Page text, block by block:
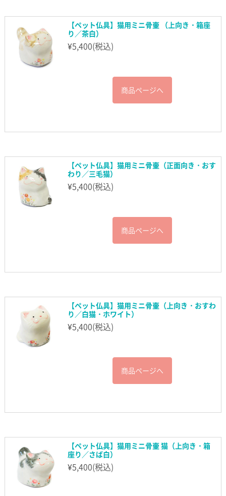
【ペット仏具】猫用ミニ骨壷 （上向き・箱座
り／茶白）
¥5,400(税込)
商品ページへ
【ペット仏具】猫用ミニ骨壷（正面向き・おす
わり／三毛猫）
¥5,400(税込)
商品ページへ
【ペット仏具】猫用ミニ骨壷（上向き・おすわ
り／白猫・ホワイト）
¥5,400(税込)
商品ページへ
【ペット仏具】猫用ミニ骨壷 猫（上向き・箱
座り／さば白）
¥5,400(税込)